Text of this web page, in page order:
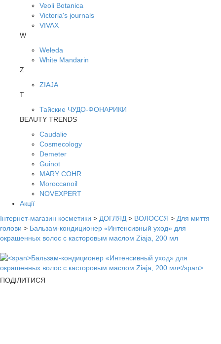
Veoli Botanica
Victoria's journals
VIVAX
W
Weleda
White Mandarin
Z
ZIAJA
Т
Тайские ЧУДО-ФОНАРИКИ
BEAUTY TRENDS
Caudalie
Cosmecology
Demeter
Guinot
MARY COHR
Moroccanoil
NOVEXPERT
Акції
Інтернет-магазин косметики > ДОГЛЯД > ВОЛОССЯ > Для миття
голови > Бальзам-кондиционер «Интенсивный уход» для
окрашенных волос с касторовым маслом Ziaja, 200 мл
ПОДІЛИТИСЯ